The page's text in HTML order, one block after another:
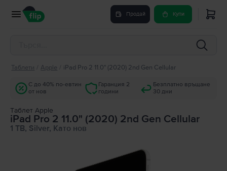
Продай Купи
Таблети Apple iPad Pro 2 11.0" (2020) 2nd Gen Cellular
С до 40% по-евтин
от нов
Гаранция 2
години
Безплатно връщане
30 дни
Tаблет Apple
iPad Pro 2 11.0" (2020) 2nd Gen Cellular
1 TB, Silver, Като нов